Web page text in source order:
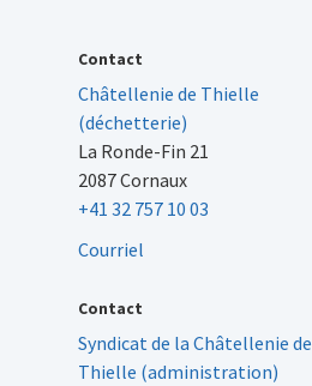
Contact
Châtellenie de Thielle
(déchetterie)
La Ronde-Fin 21
2087 Cornaux
+41 32 757 10 03
Courriel
Contact
Syndicat de la Châtellenie de
Thielle (administration)